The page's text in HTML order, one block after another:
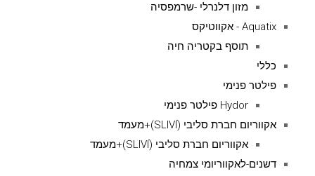
מזון דלנרלי -שרמפסיה
Aquatix - אקווטיקס
תוסף בקטריה חיה
כללי
פילטר פנימי
Hydor פילטר פנימי
אקווריום חברת סליבי (SLIVIׂׂ)+מעמד
אקווריום חברת סליבי (SLIVIׂׂ)+מעמד
דשנים-לאקווריומי צמחיה